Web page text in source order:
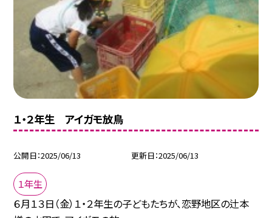
１・２年生 アイガモ放鳥
公開日 2025/06/13 更新日 2025/06/13
１年生
６月１３日（金）１・２年生の子どもたちが、恋野地区の辻本